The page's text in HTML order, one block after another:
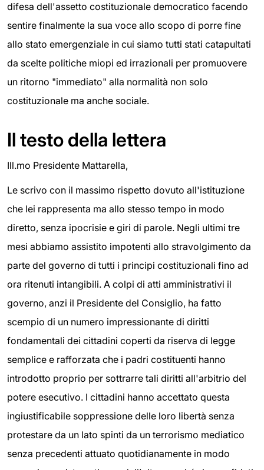
difesa dell'assetto costituzionale democratico facendo
sentire finalmente la sua voce allo scopo di porre fine
allo stato emergenziale in cui siamo tutti stati catapultati
da scelte politiche miopi ed irrazionali per promuovere
un ritorno "immediato" alla normalità non solo
costituzionale ma anche sociale.
Il testo della lettera
Ill.mo Presidente Mattarella,
Le scrivo con il massimo rispetto dovuto all'istituzione
che lei rappresenta ma allo stesso tempo in modo
diretto, senza ipocrisie e giri di parole. Negli ultimi tre
mesi abbiamo assistito impotenti allo stravolgimento da
parte del governo di tutti i principi costituzionali fino ad
ora ritenuti intangibili. A colpi di atti amministrativi il
governo, anzi il Presidente del Consiglio, ha fatto
scempio di un numero impressionante di diritti
fondamentali dei cittadini coperti da riserva di legge
semplice e rafforzata che i padri costituenti hanno
introdotto proprio per sottrarre tali diritti all'arbitrio del
potere esecutivo. I cittadini hanno accettato questa
ingiustificabile soppressione delle loro libertà senza
protestare da un lato spinti da un terrorismo mediatico
senza precedenti attuato quotidianamente in modo